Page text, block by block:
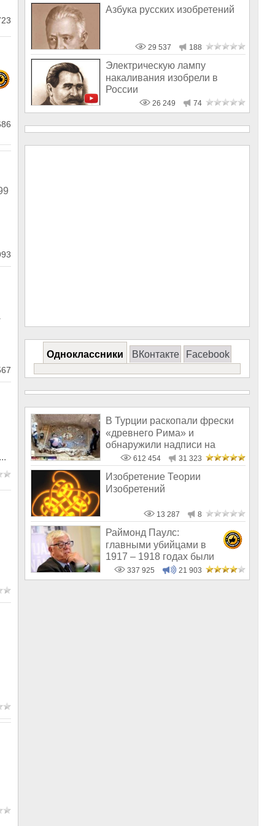
Азбука русских изобретений
29 537 188
Электрическую лампу
накаливания изобрели в
России
26 249 74
Одноклассники ВКонтакте Facebook
В Турции раскопали фрески
«древнего Рима» и
обнаружили надписи на
Русском!612 454 31 323
Изобретение Теории
Изобретений
13 287 8
Раймонд Паулс:
главными убийцами в
1917 – 1918 годах были
латыши и евреи, а не русс
337 925 21 903